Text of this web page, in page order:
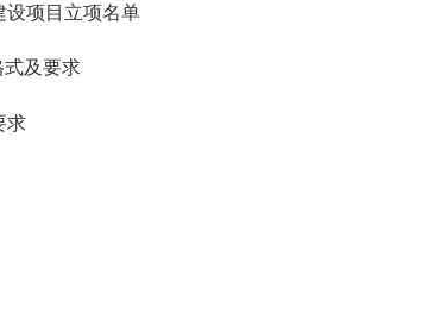
项目立项名单
及要求
求